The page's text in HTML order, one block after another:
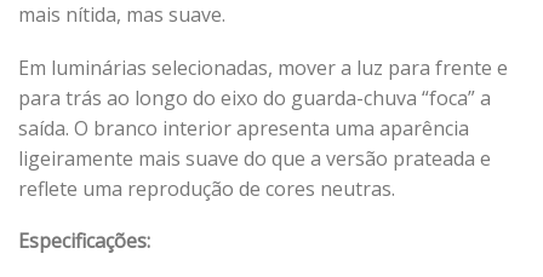
mais nítida, mas suave.
Em luminárias selecionadas, mover a luz para frente e
para trás ao longo do eixo do guarda-chuva “foca” a
saída. O branco interior apresenta uma aparência
ligeiramente mais suave do que a versão prateada e
reflete uma reprodução de cores neutras.
Especificações: